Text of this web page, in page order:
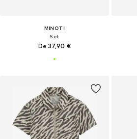
MINOTI
Set
De 37,90 €